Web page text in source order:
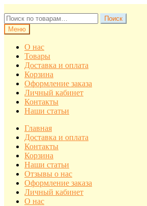
к
навигации
к
содержимому
Искать:
Поиск
Меню
О нас
Товары
Доставка и оплата
Корзина
Оформление заказа
Личный кабинет
Контакты
Наши статьи
Главная
Доставка и оплата
Контакты
Корзина
Наши статьи
Отзывы о нас
Оформление заказа
Личный кабинет
О нас